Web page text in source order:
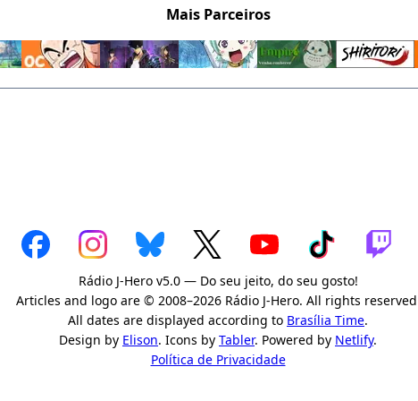
Mais Parceiros
Rádio J-Hero v5.0 — Do seu jeito, do seu gosto!
Articles and logo are © 2008–2026 Rádio J-Hero. All rights
All dates are displayed according to Brasília Time.
Design by Elison. Icons by Tabler. Powered by Netlify.
Política de Privacidade